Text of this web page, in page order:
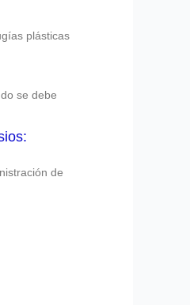
plásticas
se debe
de